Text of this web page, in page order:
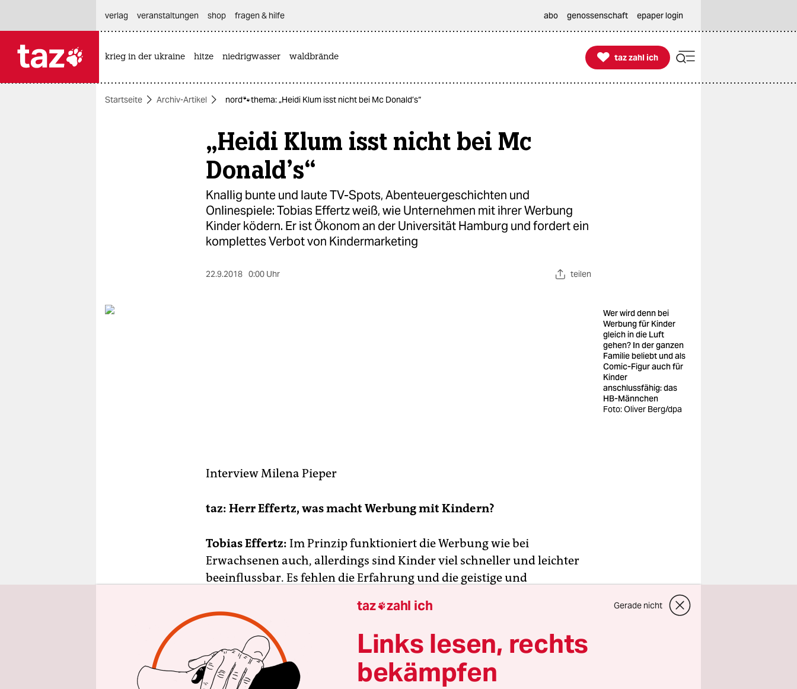
themen
verlag
veranstaltungen shop fragen & hilfe abo genossenschaft epaper login
krieg in der ukraine hitze niedrigwasser waldbrände 
taz zahl ich
taz zahl ich
Startseite Archiv-Artikel nord🐾thema: „Heidi Klum isst nicht bei Mc Donald’s“
„Heidi Klum isst nicht bei Mc
Donald’s“
Knallig bunte und laute TV-Spots, Abenteuergeschichten und
Onlinespiele: Tobias Effertz weiß, wie Unternehmen mit ihrer Werbung
Kinder ködern. Er ist Ökonom an der Universität Hamburg und fordert ein
komplettes Verbot von Kindermarketing
22.9.2018 0:00 Uhr teilen
Wer wird denn bei
Werbung für Kinder
gleich in die Luft
gehen? In der ganzen
Familie beliebt und als
Comic-Figur auch für
Kinder
anschlussfähig: das
HB-Männchen
Foto: Oliver Berg/dpa
InterviewMilena Pieper
taz: Herr Effertz, was macht Werbung mit Kindern?
Tobias Effertz: Im Prinzip funktioniert die Werbung wie bei
Erwachsenen auch, allerdings sind Kinder viel schneller und leichter
beeinflussbar. Es fehlen die Erfahrung und die geistige und
liegt vor allem an der ständigen Entwicklung des Gehirns, die bei
Kindern noch sehr dynamisch ist. Gerade weil Kinder hier besonders
verletzlich sind, sollten die vielen Reize der Werbung zurückgefahren
werden.
taz zahl ich Gerade nicht
Links lesen, rechts
bekämpfen